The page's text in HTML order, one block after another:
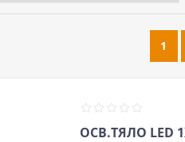
1
ОСВ.ТЯЛО LED